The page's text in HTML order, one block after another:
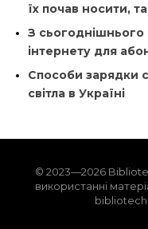
їх почав носити,
З
інтернету для
Способи зарядки
світла в Україні
© 2023—2026
використанні